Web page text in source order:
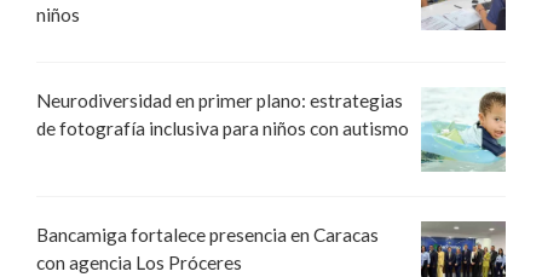
niños
Neurodiversidad en primer plano: estrategias
de fotografía inclusiva para niños con autismo
Bancamiga fortalece presencia en Caracas
con agencia Los Próceres